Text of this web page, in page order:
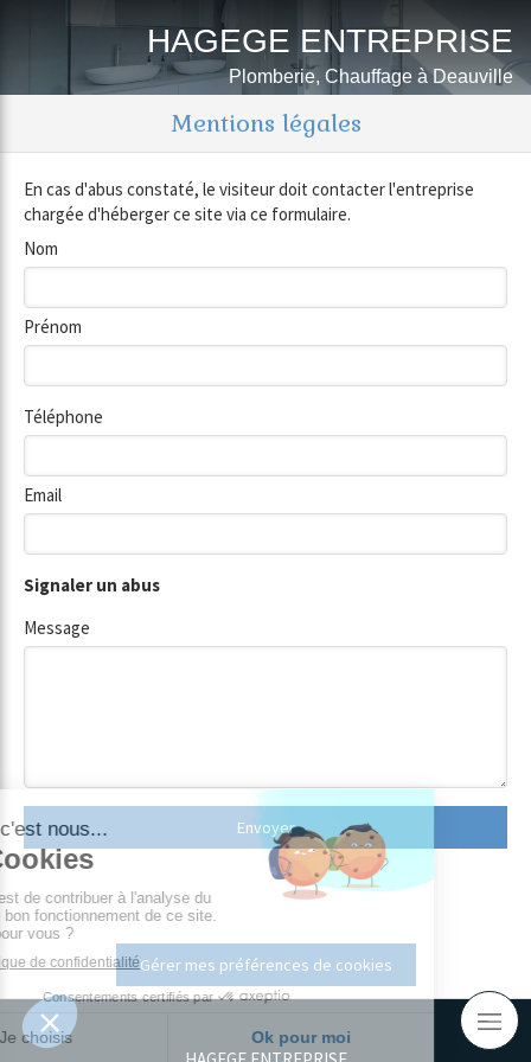
HAGEGE ENTREPRISE
Plomberie, Chauffage à Deauville
Mentions légales
En cas d'abus constaté, le visiteur doit contacter l'entreprise
chargée d'héberger ce site via ce formulaire.
Nom
Prénom
Téléphone
Email
Signaler un abus
Message
Envoyer
Gérer mes préférences de cookies